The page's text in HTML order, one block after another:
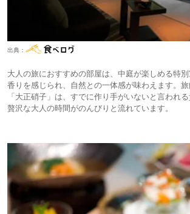
出典：
大人の旅におすすめの部屋は、中庭が楽しめる特
香りを感じられ、自然との一体感が味わえます。
「大正硝子」は、すでに作り手がいないと言われ
贅沢な大人の時間がのんびりと流れています。